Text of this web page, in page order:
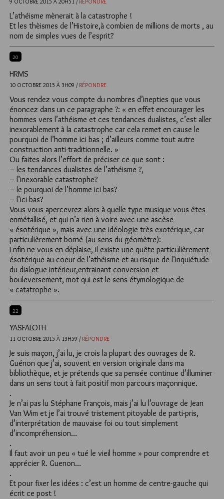
L’athéisme mènerait à la catastrophe !
Et les thèismes de l’Histoire,à combien de millions de morts , au
nom de simples vues de l’esprit?
20
HRMS
10 OCTOBRE 2015 À 3H09 / RÉPONDRE
Vous rendez vous compte du nombres d’inepties que vous
énoncez dans un ce paragraphe ?: « en effet encourager les
hommes vers l’athéisme et ces tendances dualistes, c’est aller
inexorablement à la catastrophe car cela remet en cause le
pourquoi de l’homme ici bas ; d’ailleurs comme tout autre
construction anti-traditionnelle. »
Ou faites alors l’effort de préciser ce que sont :
– les tendances dualistes de l’athéisme ?,
– l’inexorable catastrophe?
– le pourquoi de l’homme ici bas?
– l’ici bas?
Vous vous apercevrez alors à quelle type musique vous êtes
enmétallisé, et qui n’a rien à voire avec une ascèse
« ésotérique », mais avec une idéologie très exotérique, car
particulièrement borné (au sens du géomètre):
Enfin ne vous en déplaise, il existe une quête particulièrement
ésotérique au coeur de l’athéisme et au risque de l’inquiétude
du dialogue intérieur,entrainant conversion et
bouleversement, mot qui est le sens étymologique de
« catatrophe ».
22
YASFALOTH
11 OCTOBRE 2015 À 13H59 / RÉPONDRE
Je suis maçon, j’ai lu, je crois la plupart des ouvrages de R.
Guénon que j’ai, souvent en version originale dans ma
bibliothèque, et je prétends que sa pensée continue d’illuminer
dans un sens tout à fait positif mon parcours maçonnique.
.
Je n’ai pas lu Stéphane François, mais j’ai lu l’ouvrage de Jean
Van Wim et je l’ai trouvé tristement pitoyable de parti-pris,
d’interprétation de mauvaise foi ou tout simplement
d’incompréhension…
.
Il faut avoir un peu « tué le vieil homme » pour comprendre et
apprécier R. Guenon…
.
Et pour fixer les idées : c’est un homme de centre-gauche qui
écrit ce post !